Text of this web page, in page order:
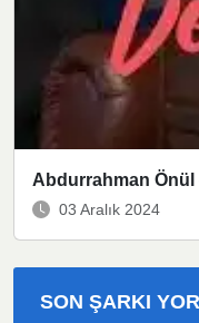
Abdurrahman Önül
03 Aralık 2024
SON ŞARKI